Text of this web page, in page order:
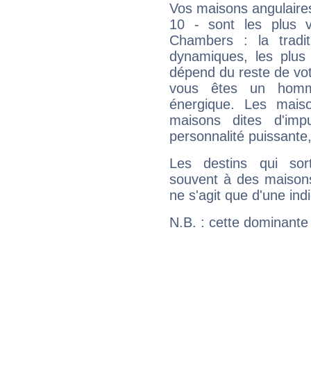
Vos maisons
10 - sont les plus
Chambers : la
dynamiques, les
dépend du reste de
vous êtes un
énergique. Les
maisons dites
personnalité
Les destins qui
souvent à des
ne s'agit que d'une
N.B. : cette